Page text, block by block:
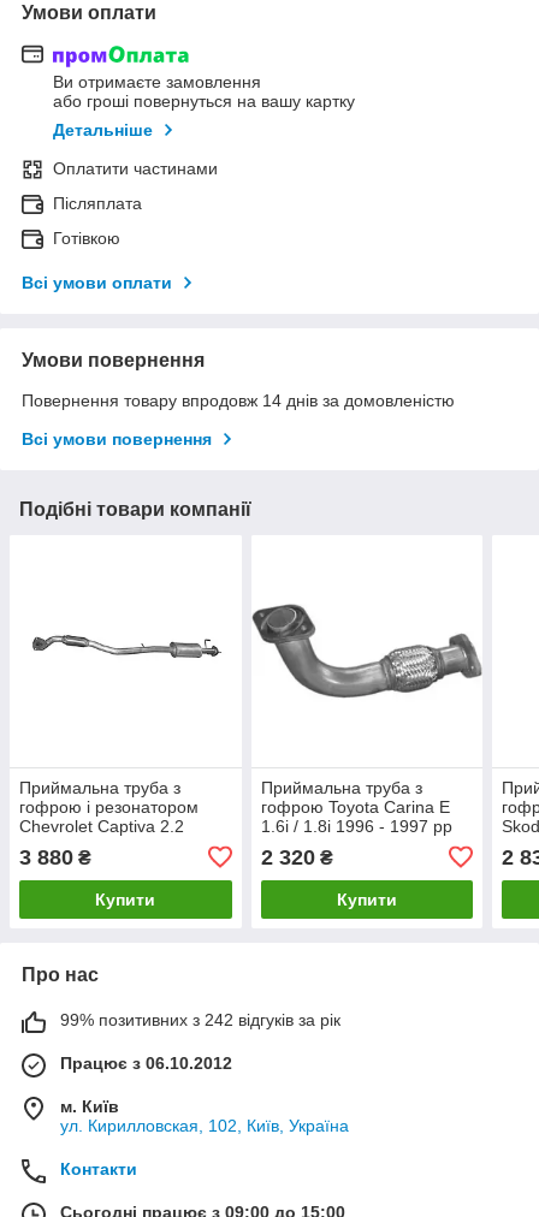
Умови оплати
Ви отримаєте замовлення
або гроші повернуться на вашу картку
Детальніше
Оплатити частинами
Післяплата
Готівкою
Всі умови оплати
Умови повернення
Повернення товару впродовж 14 днів за домовленістю
Всі умови повернення
Подібні товари компанії
Приймальна труба з
гофрою і резонатором
Chevrolet Captiva 2.2
турбодизель 2010 - 2015
рр
3 880 ₴
Купити
Приймальна труба з
гофрою Toyota Carina E
1.6i / 1.8i 1996 - 1997 рр
2 320₴
Купити
2
Про нас
99% позитивних з 242 відгуків за рік
Працює з 06.10.2012
м. Київ
ул. Кирилловская, 102, Київ, Україна
Контакти
Сьогодні працює з 09:00 до 15:00